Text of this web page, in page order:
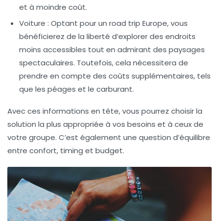
et à moindre coût.
Voiture : Optant pour un road trip Europe, vous
bénéficierez de la liberté d’explorer des endroits
moins accessibles tout en admirant des paysages
spectaculaires. Toutefois, cela nécessitera de
prendre en compte des coûts supplémentaires, tels
que les péages et le carburant.
Avec ces informations en tête, vous pourrez choisir la
solution la plus appropriée à vos besoins et à ceux de
votre groupe. C’est également une question d’équilibre
entre confort, timing et budget.